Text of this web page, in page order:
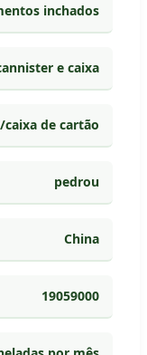
inchados
e caixa
caixa de cartão
pedrou
China
19059000